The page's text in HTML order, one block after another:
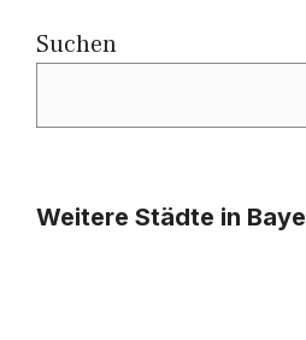
Suchen
Weitere Städte in